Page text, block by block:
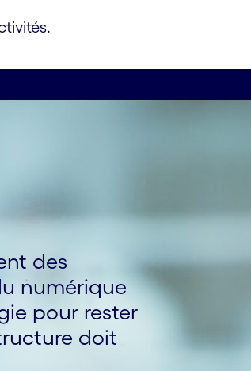
des
numérique
pour rester
doit